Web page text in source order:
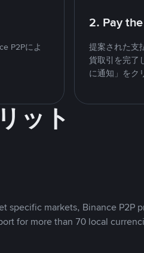
P2Pによ
2. Pay
提案された支
貨取引を完了
に通知」をク
ット
specific markets, Binance P2P
for more than 70 local